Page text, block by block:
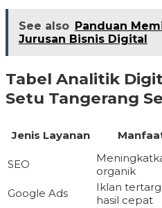
See also Panduan
Jurusan Bisnis Digital
Tabel Analitik
Setu Tangerang
Jenis Layanan
SEO
organik
Google Ads
Iklan
hasil cepat